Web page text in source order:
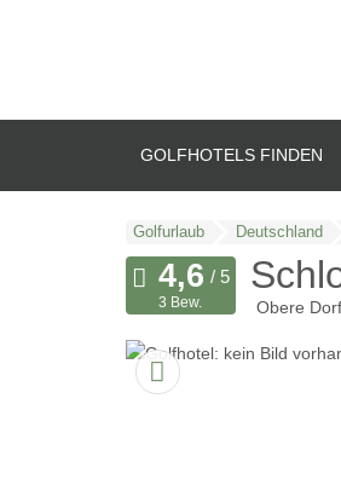
GOLFHOTELS FINDEN
Golfurlaub Deutschland
Obere
3 Bew.